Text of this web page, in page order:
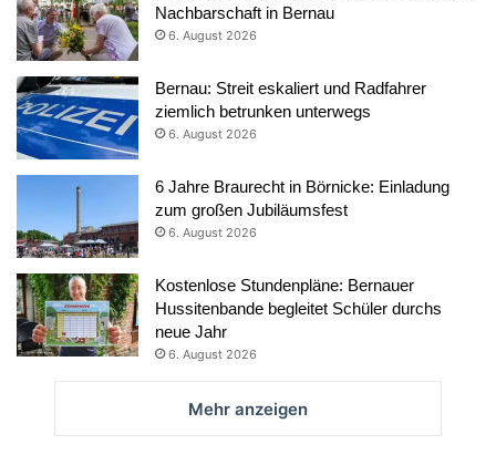
Nachbarschaft in Bernau
6. August 2026
Bernau: Streit eskaliert und Radfahrer
ziemlich betrunken unterwegs
6. August 2026
6 Jahre Braurecht in Börnicke: Einladung
zum großen Jubiläumsfest
6. August 2026
Kostenlose Stundenpläne: Bernauer
Hussitenbande begleitet Schüler durchs
neue Jahr
6. August 2026
Mehr anzeigen